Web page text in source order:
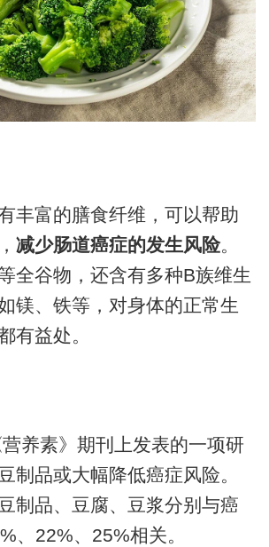
富的膳食纤维，可以帮助
减少肠道癌症的发生风险。
全谷物，还含有多种B族维生
镁、铁等，对身体的正常生
有益处。
素》期刊上发表的一项研
制品或大幅降低癌症风险。
制品、豆腐、豆浆分别与癌
、22%、25%相关。